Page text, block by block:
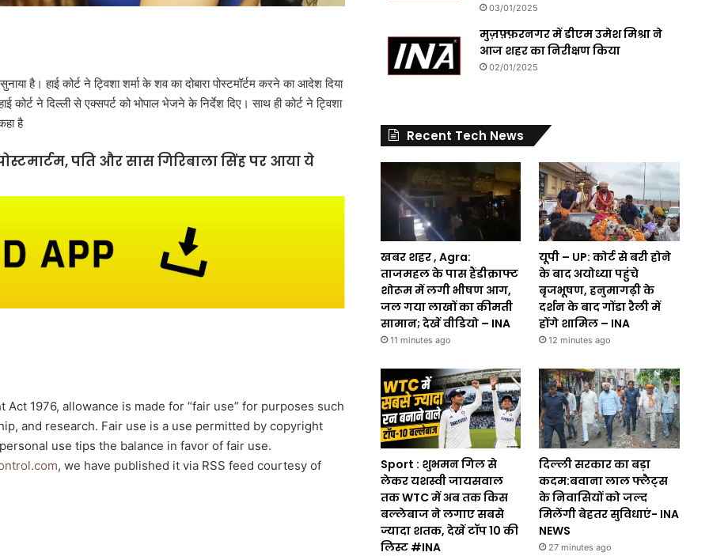
है। हाई कोर्ट ने ट्विशा शर्मा के शव का दोबारा पोस्टमॉर्टम करने का आदेश दिया
कोर्ट ने दिल्ली से एक्सपर्ट को भोपाल भेजने के निर्देश दिए। साथ ही कोर्ट ने ट्विशा
है
पति और सास गिरिबाला सिंह पर आया ये
1976, allowance is made for “fair use” for purposes such
and research. Fair use is a use permitted by copyright
use tips the balance in favor of fair use.
, we have published it via RSS feed courtesy of
03/01/2025
मुज़फ़्फ़रनगर में डीएम उमेश मिश्रा ने
आज शहर का निरीक्षण किया
02/01/2025
Recent Tech News
खबर शहर , Agra:
ताजमहल के पास हैंडीक्राफ्ट
शोरूम में लगी भीषण आग,
जल गया लाखों का कीमती
सामान; देखें वीडियो – INA
11 minutes ago
यूपी – UP: कोर्ट से बरी होने
के बाद अयोध्या पहुंचे
बृजभूषण, हनुमागढ़ी के
दर्शन के बाद गोंडा रैली में
होंगे शामिल – INA
12 minutes ago
Sport : शुभमन गिल से
लेकर यशस्वी जायसवाल
तक WTC में अब तक किस
बल्लेबाज ने लगाए सबसे
ज्यादा शतक, देखें टॉप 10 की
लिस्ट #INA
दिल्ली सरकार का बड़ा
कदम:बवाना लाल फ्लैट्स
के निवासियों को जल्द
मिलेंगी बेहतर सुविधाएं- INA
NEWS
27 minutes ago